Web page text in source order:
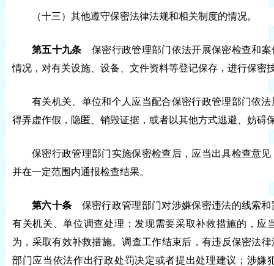
（十三）其他遵守保密法律法规和相关制度的情况。
第五十九条 保密行政管理部门依法开展保密检查和
情况，对有关设施、设备、文件资料等登记保存，进行保密
有关机关、单位和个人应当配合保密行政管理部门依
得弄虚作假，隐匿、销毁证据，或者以其他方式逃避、妨碍
保密行政管理部门实施保密检查后，应当出具检查意
并在一定范围内通报检查结果。
第六十条 保密行政管理部门对涉嫌保密违法的线索
有关机关、单位调查处理；发现需要采取补救措施的，应
为，采取有效补救措施。调查工作结束后，有违反保密法
部门应当依法作出行政处罚决定或者提出处理建议；涉嫌